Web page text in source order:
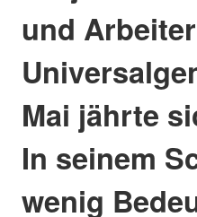
und
Mai jährte
In seinem
wenig